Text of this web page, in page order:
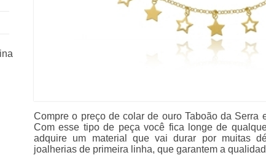
Compre o preço de colar de ouro Taboão da Serra
Com esse tipo de peça você fica longe de
adquire um material que vai durar por muitas
joalherias de primeira linha, que garantem a